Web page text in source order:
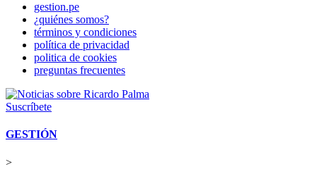
gestion.pe
¿quiénes somos?
términos y condiciones
política de privacidad
politica de cookies
preguntas frecuentes
Suscríbete
GESTIÓN
>